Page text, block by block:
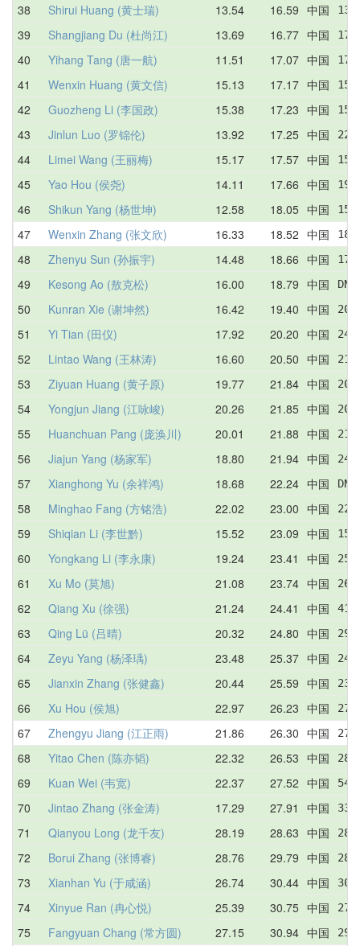
38 Shirui Huang (黄士瑞) 13.54 16.59 中国
39 Shangjiang Du (杜尚江) 13.69 16.77 中国
40 Yihang Tang (唐一航) 11.51 17.07 中国
41 Wenxin Huang (黄文信) 15.13 17.17 中国
42 Guozheng Li (李国政) 15.38 17.23 中国
43 Jinlun Luo (罗锦伦) 13.92 17.25 中国
44 Limei Wang (王丽梅) 15.17 17.57 中国
45 Yao Hou (侯尧) 14.11 17.66 中国
46 Shikun Yang (杨世坤) 12.58 18.05 中国
47 Wenxin Zhang (张文欣) 16.33 18.52 中国
48 Zhenyu Sun (孙振宇) 14.48 18.66 中国
49 Kesong Ao (敖克松) 16.00 18.79 中国
50 Kunran Xie (谢坤然) 16.42 19.40 中国
51 Yi Tian (田仪) 17.92 20.20 中国
52 Lintao Wang (王林涛) 16.60 20.50 中国
53 Ziyuan Huang (黄子原) 19.77 21.84 中国
54 Yongjun Jiang (江咏峻) 20.26 21.85 中国
55 Huanchuan Pang (庞涣川) 20.01 21.88 中国
56 Jiajun Yang (杨家军) 18.80 21.94 中国
57 Xianghong Yu (余祥鸿) 18.68 22.24 中国
58 Minghao Fang (方铭浩) 22.02 23.00 中国
59 Shiqian Li (李世黔) 15.52 23.09 中国
60 Yongkang Li (李永康) 19.24 23.41 中国
61 Xu Mo (莫旭) 21.08 23.74 中国
62 Qiang Xu (徐强) 21.24 24.41 中国
63 Qing Lü (吕晴) 20.32 24.80 中国
64 Zeyu Yang (杨泽瑀) 23.48 25.37 中国
65 Jianxin Zhang (张健鑫) 20.44 25.59 中国
66 Xu Hou (侯旭) 22.97 26.23 中国
67 Zhengyu Jiang (江正雨) 21.86 26.30 中国
68 Yitao Chen (陈亦韬) 22.32 26.53 中国
69 Kuan Wei (韦宽) 22.37 27.52 中国
70 Jintao Zhang (张金涛) 17.29 27.91 中国
71 Qianyou Long (龙千友) 28.19 28.63 中国
72 Borui Zhang (张博睿) 28.76 29.79 中国
73 Xianhan Yu (于咸涵) 26.74 30.44 中国
74 Xinyue Ran (冉心悦) 25.39 30.75 中国
75 Fangyuan Chang (常方圆) 27.15 30.94 中国